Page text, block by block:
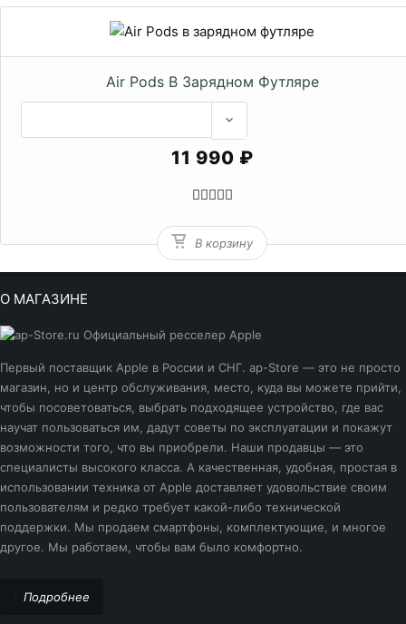
Air Pods В Зарядном Футляре
11 990 ₽
В корзину
О МАГАЗИНЕ
Первый поставщик Apple в России и СНГ. ap-Store — это не просто
магазин, но и центр обслуживания, место, куда вы можете прийти,
чтобы посоветоваться, выбрать подходящее устройство, где вас
научат пользоваться им, дадут советы по эксплуатации и покажут
возможности того, что вы приобрели. Наши продавцы — это
специалисты высокого класса. А качественная, удобная, простая в
использовании техника от Apple доставляет удовольствие своим
пользователям и редко требует какой-либо технической
поддержки. Мы продаем смартфоны, комплектующие, и многое
другое. Мы работаем, чтобы вам было комфортно.
Подробнее